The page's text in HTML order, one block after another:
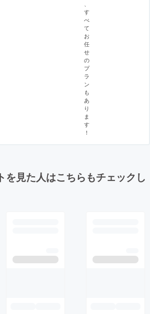
す
べ
て
お
任
せ
の
プ
ラ
ン
も
あ
り
ま
す
！
を見た人はこちらもチェックし